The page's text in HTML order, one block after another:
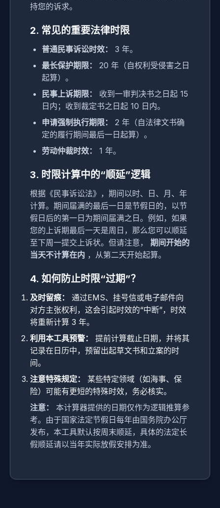
持您的诉求。
2. 常见的重要法律时限
普通民事诉讼时效：
3 年。
最长保护期限：
20 年（自权利受侵害之日
起算）。
民事上诉期限：
收到一审判决书之日起 15
日内；收到裁定书之日起 10 日内。
申请强制执行期限：
2 年（自法律文书确
定的履行期间最后一日起算）。
劳动仲裁时效：
1 年。
3. 时限计算中的“顺延”逻辑
根据《民事诉讼法》，期间以时、日、月、年
计算。期间届满的最后一日是节假日的，以节
假日后的第一日为期间届满之日。例如，如果
您的上诉期最后一天是周日，那么您可以顺延
至下周一提交上诉状。但请注意， 期间开始的
当天不计算在内 ，从第二天开始起算。
4. 如何防止时限“过期”？
及时留痕：
通过EMS、挂号信或电子邮件向
对方主张权利，这会引起时效的“中断”，时效
将重新计算 3 年。
利用本工具预警：
提前计算截止日期，并将其
记录在日历中，预留出起草文书和立案的时
间。
注意特殊规定：
某些特定领域（如海事、保
险）可能有更短的特殊时效，务必核实。
注意：
本计算器提供的日期仅作为逻辑推算参
考。由于国家法定节假日每年由国务院办公厅
发布，本工具默认按周末顺延，具体的法定长
假顺延请以当年实际放假安排为准。